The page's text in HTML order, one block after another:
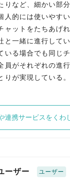
りなど、細かい部
人的には使いやすい
ャットをたちあげ
と一緒に進行して
いる場合でも同じ
員がそれぞれの進
りが実現している。
連携サービスをくわ
ーザー ユーザー